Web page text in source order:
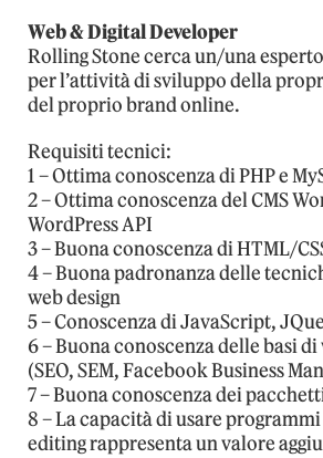
Web & Digital Developer
Rolling Stone cerca un/una
per l’attività di sviluppo della
del proprio brand online.
Requisiti tecnici:
1 – Ottima conoscenza di PHP e
2 – Ottima conoscenza del CMS
WordPress API
3 – Buona conoscenza di HTML/
4 – Buona padronanza delle
web design
5 – Conoscenza di JavaScript,
6 – Buona conoscenza delle basi
(SEO, SEM, Facebook Business
7 – Buona conoscenza dei
8 – La capacità di usare
editing rappresenta un valore